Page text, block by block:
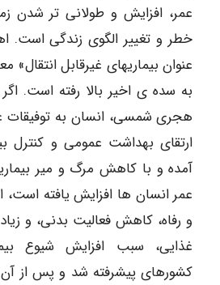
عمر، افزایش و طولانی تر شدن
خطر و تغییر الگوی زندگی
عنوان بیماریهای غیرقابل انتقال»
به سده ی اخیر بالا رفته است.
هجری شمسی، انسان به توفیقات
ارتقای بهداشت عمومی و کنترل
آمده و با کاهش مرگ و میر
عمر انسان ها افزایش یافته است،
و رفاه، کاهش فعالیت بدنی، و
غذایی، سبب افزایش شیوع
کشورهای پیشرفته شد و پس از